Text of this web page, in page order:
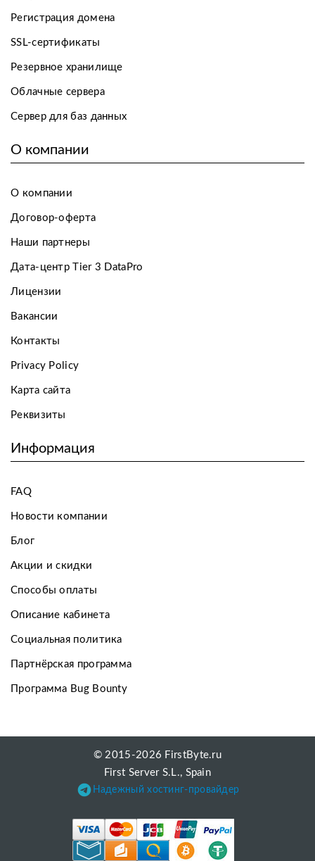
Регистрация домена
SSL-сертификаты
Резервное хранилище
Облачные сервера
Сервер для баз данных
О компании
О компании
Договор-оферта
Наши партнеры
Дата-центр Tier 3 DataPro
Лицензии
Вакансии
Контакты
Privacy Policy
Карта сайта
Реквизиты
Информация
FAQ
Новости компании
Блог
Акции и скидки
Способы оплаты
Описание кабинета
Социальная политика
Партнёрская программа
Программа Bug Bounty
© 2015-2026 FirstByte.ru
First Server S.L., Spain
Надежный хостинг-провайдер